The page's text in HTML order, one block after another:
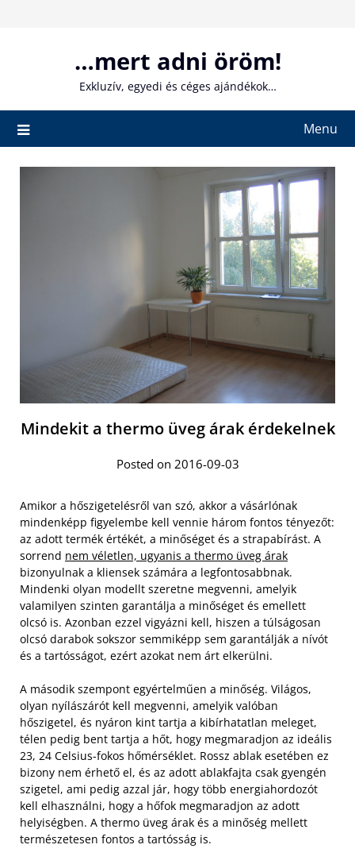
…mert adni öröm!
Exkluzív, egyedi és céges ajándékok…
Menu
Mindekit a thermo üveg árak érdekelnek
Posted on 2016-09-03
Amikor a hőszigetelésről van szó, akkor a vásárlónak
mindenképp figyelembe kell vennie három fontos tényezőt:
az adott termék értékét, a minőséget és a strapabírást. A
sorrend nem véletlen, ugyanis a thermo üveg árak
bizonyulnak a kliensek számára a legfontosabbnak.
Mindenki olyan modellt szeretne megvenni, amelyik
valamilyen szinten garantálja a minőséget és emellett
olcsó is. Azonban ezzel vigyázni kell, hiszen a túlságosan
olcsó darabok sokszor semmiképp sem garantálják a nívót
és a tartósságot, ezért azokat nem árt elkerülni.
A második szempont egyértelműen a minőség. Világos,
olyan nyílászárót kell megvenni, amelyik valóban
hőszigetel, és nyáron kint tartja a kibírhatatlan meleget,
télen pedig bent tartja a hőt, hogy megmaradjon az ideális
23, 24 Celsius-fokos hőmérséklet. Rossz ablak esetében ez
bizony nem érhető el, és az adott ablakfajta csak gyengén
szigetel, ami pedig azzal jár, hogy több energiahordozót
kell elhasználni, hogy a hőfok megmaradjon az adott
helyiségben. A thermo üveg árak és a minőség mellett
természetesen fontos a tartósság is.